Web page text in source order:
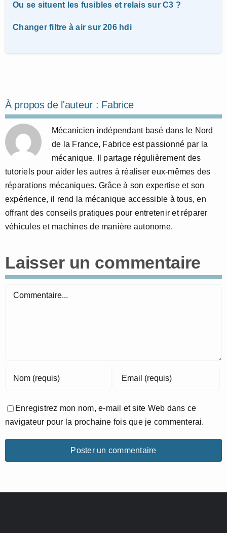
Ou se situent les fusibles et relais sur C3 ?
Changer filtre à air sur 206 hdi
À propos de l'auteur : Fabrice
Mécanicien indépendant basé dans le Nord
de la France, Fabrice est passionné par la
mécanique. Il partage régulièrement des
tutoriels pour aider les autres à réaliser eux-mêmes des
réparations mécaniques. Grâce à son expertise et son
expérience, il rend la mécanique accessible à tous, en
offrant des conseils pratiques pour entretenir et réparer
véhicules et machines de manière autonome.
Laisser un commentaire
Commentaire
Enregistrez mon nom, e-mail et site Web dans ce
navigateur pour la prochaine fois que je commenterai.